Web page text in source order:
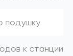
подушку
к станции